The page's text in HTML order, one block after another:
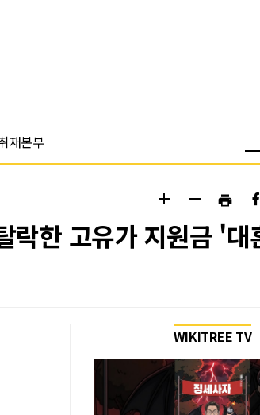
재본부
add remove print
한 고유가 지원금 '대
WIKITREE TV